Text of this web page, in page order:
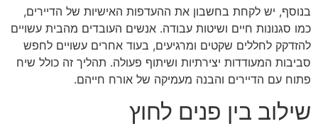
בנוסף, יש לקחת בחשבון את ההעדפות האישיות של הדיירים,
כמו סגנונות חיים ושיטות עבודה. אנשים העובדים מהבית עשויים
להזדקק לחללים שקטים ומרגיעים, בעוד אחרים עשויים לחפש
סביבות המעודדות יצירתיות ושיתוף פעולה. תהליך זה כולל שיח
פתוח עם הדיירים והבנה מעמיקה של אורח חייהם.
שילוב בין פנים לחוץ